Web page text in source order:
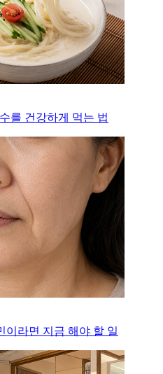
를 건강하게 먹는 법
이라면 지금 해야 할 일